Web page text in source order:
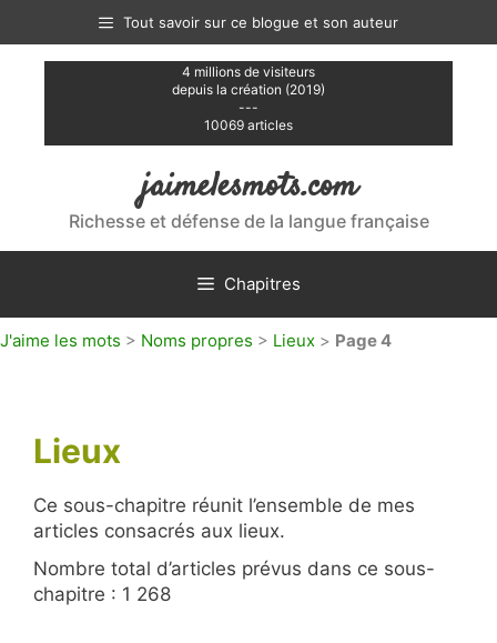
contenu
Tout savoir sur ce blogue et son auteur
4 millions de visiteurs
depuis la création (2019)
---
10069 articles
jaimelesmots.com
Richesse et défense de la langue française
Chapitres
J'aime les mots > Noms propres > Lieux > Page 4
Lieux
Ce sous-chapitre réunit l’ensemble de mes
articles consacrés aux lieux.
Nombre total d’articles prévus dans ce sous-
chapitre : 1 268